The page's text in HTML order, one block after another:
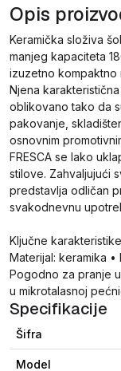
Opis
Keramička složiva
manjeg kapaciteta
izuzetno kompaktno
Njena
oblikovano tako da
pakovanje,
osnovnim
FRESCA se lako
stilove. Zahvaljujući
predstavlja odličan
svakodnevnu
Ključne
Materijal: keramika •
Pogodno za pranje
u mikrotalasnoj
Specifikacije
Šifra
Model